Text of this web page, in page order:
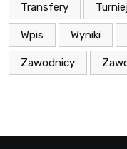
Transfery
Wpis Wyniki
Zawodnicy